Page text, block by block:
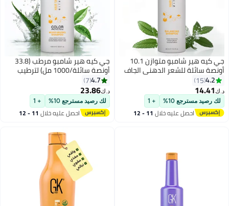
جي كيه هير شامبو متوازن 10.1
سائلة للشعر الدهني الجاف
والمعالج بالألوان، يستعيد
الحموضة، خالي من
والبارابين، منظف يومي
ومزيل للشوائب.
15
مسترجع 10% + 1
احصل عليه خلال 11 - 12
جي كيه هير شامبو مرطب (33.8
أونصة سائلة/1000 مل) لترطيب
وحماية اللون والتلف الجاف والمجعد
والمجعد والخفيف والمعالج بالألوان،
وإصلاح الشعر العضوي، وخالي من
كبريتات البارابين، لجميع أنواع الشعر
4.7
7
23.86
لك رصيد مسترجع 10% + 1
احصل عليه خلال 11 - 12